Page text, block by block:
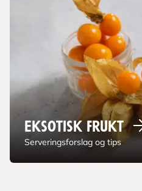
Eksotisk frukt
Serveringsforslag og tips